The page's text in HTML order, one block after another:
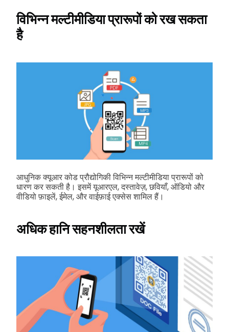
विभिन्न मल्टीमीडिया प्रारूपों को रख सकता
है
आधुनिक क्यूआर कोड प्रौद्योगिकी विभिन्न मल्टीमीडिया प्रारूपों को
धारण कर सकती है। इसमें यूआरएल, दस्तावेज़, छवियाँ, ऑडियो और
वीडियो फ़ाइलें, ईमेल, और वाईफ़ाई एक्सेस शामिल हैं।
अधिक हानि सहनशीलता रखें